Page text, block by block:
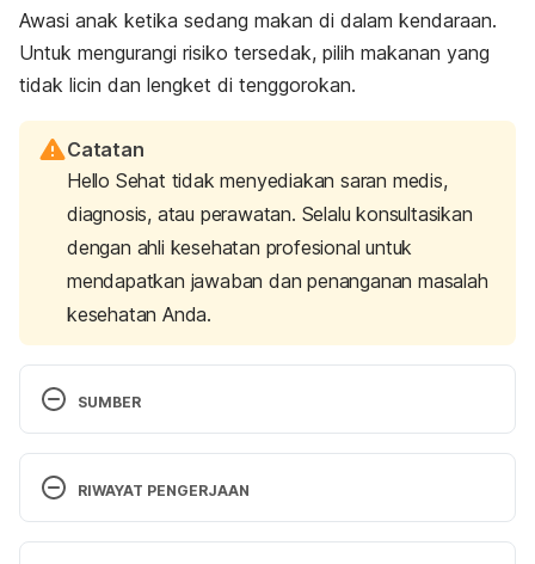
Awasi anak ketika sedang makan di dalam kendaraan.
Untuk mengurangi risiko tersedak, pilih makanan yang
tidak licin dan lengket di tenggorokan.
Catatan
Hello Sehat tidak menyediakan saran medis,
diagnosis, atau perawatan. Selalu konsultasikan
dengan ahli kesehatan profesional untuk
mendapatkan jawaban dan penanganan masalah
kesehatan Anda.
SUMBER
What to feed young children. (2017). Retrieved 19
February 2020, from
https://www.nhs.uk/conditions/pregnancy-and-
RIWAYAT PENGERJAAN